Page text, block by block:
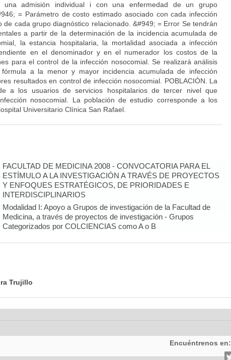
una admisión individual i con una enfermedad de un grupo
= Parámetro de costo estimado asociado con cada infección
de cada grupo diagnóstico relacionado. &#949; = Error Se tendrán
a partir de la determinación de la incidencia acumulada de
la estancia hospitalaria, la mortalidad asociada a infección
en el denominador y en el numerador los costos de la
para el control de la infección nosocomial. Se realizará análisis
a la menor y mayor incidencia acumulada de infección
resultados en control de infección nosocomial. POBLACIÓN. La
a los usuarios de servicios hospitalarios de tercer nivel que
nosocomial. La población de estudio corresponde a los
Universitario Clínica San Rafael.
FACULTAD DE MEDICINA 2008 - CONVOCATORIA PARA EL
ESTÍMULO A LA INVESTIGACIÓN A TRAVÉS DE PROYECTOS
Y ENFOQUES ESTRATÉGICOS, DE PRIORIDADES E
INTERDISCIPLINARIOS
Modalidad I: Apoyo a Grupos de investigación de la Facultad de
Medicina, a través de proyectos de investigación - Grupos
Categorizados por COLCIENCIAS como A o B
Trujillo
Encuéntrenos en: